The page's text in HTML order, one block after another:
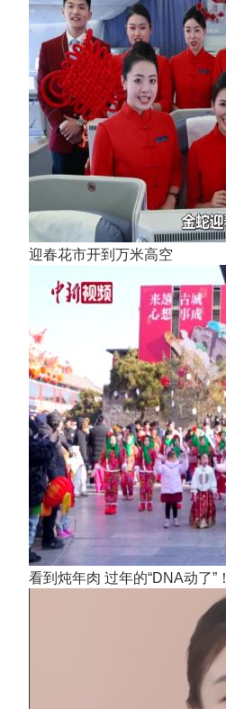
迎春花市开到万米高空
看到炖年肉 过年的“DNA动了”！